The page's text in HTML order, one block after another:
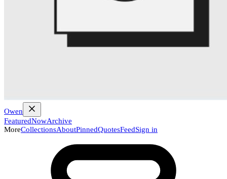
Owen
FeaturedNowArchive
MoreCollectionsAboutPinnedQuotesFeedSign in